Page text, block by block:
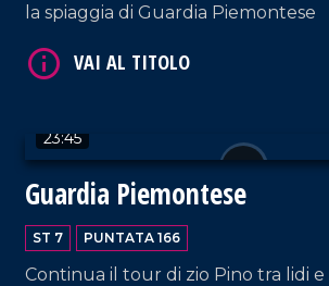
la spiaggia di Guardia Piemontese
23:45
Guardia Piemontese
ST 7 PUNTATA 166
Continua il tour di zio Pino tra lidi e
VAI AL TITOLO